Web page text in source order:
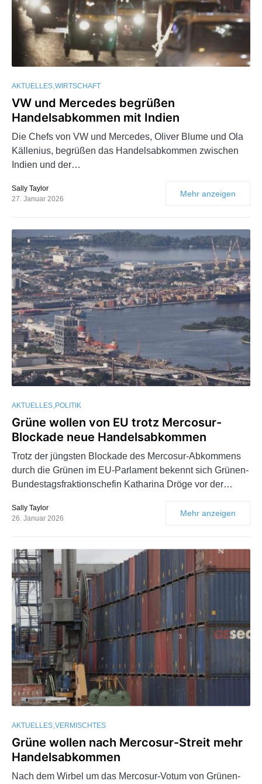
AKTUELLES WIRTSCHAFT
VW und Mercedes begrüßen
Handelsabkommen mit Indien
Die Chefs von VW und Mercedes, Oliver Blume und Ola
Källenius, begrüßen das Handelsabkommen zwischen
Indien und der…
Sally Taylor
27. Januar 2026
Mehr anzeigen
AKTUELLES POLITIK
Grüne wollen von EU trotz Mercosur-
Blockade neue Handelsabkommen
Trotz der jüngsten Blockade des Mercosur-Abkommens
durch die Grünen im EU-Parlament bekennt sich Grünen-
Bundestagsfraktionschefin Katharina Dröge vor der…
Sally Taylor
26. Januar 2026
Mehr anzeigen
AKTUELLES VERMISCHTES
Grüne wollen nach Mercosur-Streit mehr
Handelsabkommen
Nach dem Wirbel um das Mercosur-Votum von Grünen-